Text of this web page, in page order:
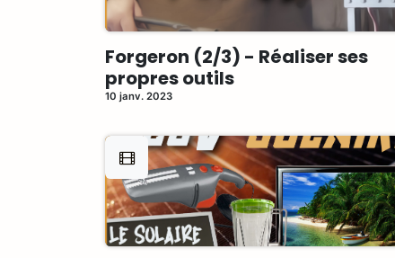
Forgeron (2/3) - Réaliser ses
propres outils
10 janv. 2023